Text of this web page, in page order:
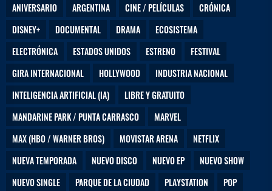
ANIVERSARIO
ARGENTINA CINE / PELÍCULAS
CRÓNICA
DISNEY+
DOCUMENTAL DRAMA
ECOSISTEMA
ELECTRÓNICA
ESTADOS UNIDOS ESTRENO
FESTIVAL
GIRA INTERNACIONAL
HOLLYWOOD
INDUSTRIA NACIONAL
INTELIGENCIA ARTIFICIAL (IA)
LIBRE Y GRATUITO
MANDARINE PARK / PUNTA CARRASCO
MARVEL
MAX (HBO / WARNER BROS)
MOVISTAR ARENA
NETFLIX
NUEVA TEMPORADA
NUEVO DISCO NUEVO EP
NUEVO SHOW
NUEVO SINGLE
PARQUE DE LA CIUDAD PLAYSTATION
POP